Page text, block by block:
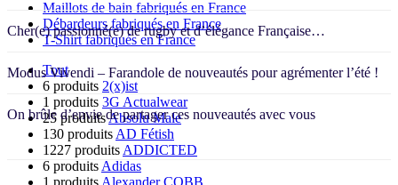
Maillots de bain fabriqués en France
Débardeurs fabriqués en France
T-Shirt fabriqués en France
Tout
6 produits 2(x)ist
1 produits 3G Actualwear
25 produitsAbsolu Male
130 produits AD Fétish
1227 produits ADDICTED
6 produits Adidas
1 produits Alexander COBB
Cher(e) passionné(e) de rugby et d’élégance Française…
Modus Vivendi – Farandole de nouveautés pour agrémenter l’été !
On brûle d’envie de partager ces nouveautés avec vous